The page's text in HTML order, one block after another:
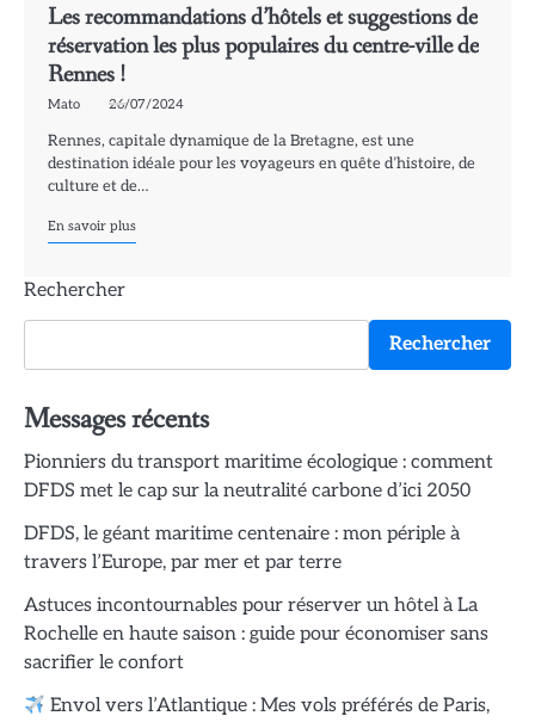
Les recommandations d’hôtels et suggestions de
réservation les plus populaires du centre-ville de
Rennes !
Mato 26/07/2024
Rennes, capitale dynamique de la Bretagne, est une
destination idéale pour les voyageurs en quête d’histoire, de
culture et de…
En savoir plus
Rechercher
Rechercher
Messages récents
Pionniers du transport maritime écologique : comment
DFDS met le cap sur la neutralité carbone d’ici 2050
DFDS, le géant maritime centenaire : mon périple à
travers l’Europe, par mer et par terre
Astuces incontournables pour réserver un hôtel à La
Rochelle en haute saison : guide pour économiser sans
sacrifier le confort
Envol vers l’Atlantique : Mes vols préférés de Paris,